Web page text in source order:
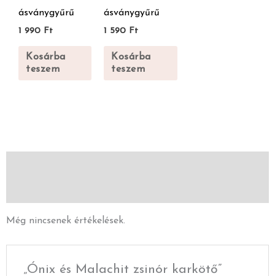
ásványgyűrű
1 990 Ft
Kosárba
teszem
ásványgyűrű
1 590 Ft
Kosárba
teszem
Még nincsenek értékelések.
„Ónix és Malachit zsinór karkötő”